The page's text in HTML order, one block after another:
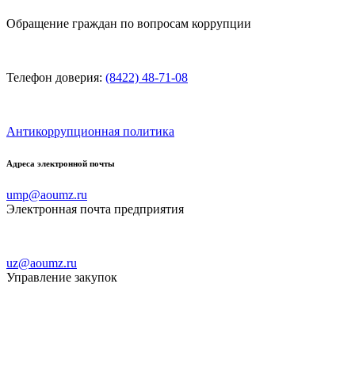
Обращение граждан по вопросам коррупции
Телефон доверия: (8422) 48-71-08
Антикоррупционная политика
Адреса электронной почты
ump@aoumz.ru
Электронная почта предприятия
uz@aoumz.ru
Управление закупок